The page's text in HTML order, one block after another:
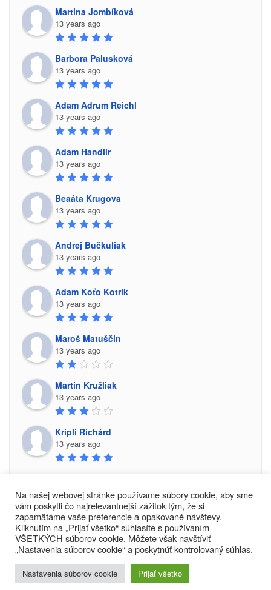
Martina Jombíková
13 years ago
Barbora Palusková
13 years ago
Adam Adrum Reichl
13 years ago
Adam Handlir
13 years ago
Beaáta Krugova
13 years ago
Andrej Bučkuliak
13 years ago
Adam Koťo Kotrik
13 years ago
Maroš Matuščin
13 years ago
Martin Kružliak
13 years ago
Kripli Richárd
13 years ago
Rock Centrum 2017-2018
Na našej webovej stránke používame súbory cookie, aby sme
vám poskytli čo najrelevantnejší zážitok tým, že si
zapamätáme vaše preferencie a opakované návštevy.
Kliknutím na „Prijať všetko“ súhlasíte s používaním
VŠETKÝCH súborov cookie. Môžete však navštíviť
„Nastavenia súborov cookie“ a poskytnúť kontrolovaný súhlas.
Nastavenia súborov cookie Prijať všetko